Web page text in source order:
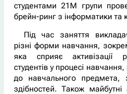
студентами 21М групи
брейн-ринг з інформатики та
Під час заняття
різні форми навчання,
яка сприяє активізації
студентів у процесі навчання,
до навчального предмета,
здібностей. Також